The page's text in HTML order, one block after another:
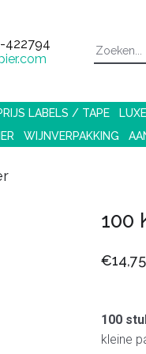
422794
LABELS / TAPE
WIJNVERPAKKING
100
€14,75
100
kleine